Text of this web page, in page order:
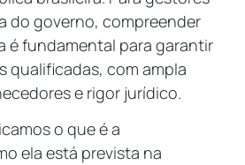
do governo, compreender
é fundamental para garantir
qualificadas, com ampla
e rigor jurídico.
o que é a
ela está prevista na